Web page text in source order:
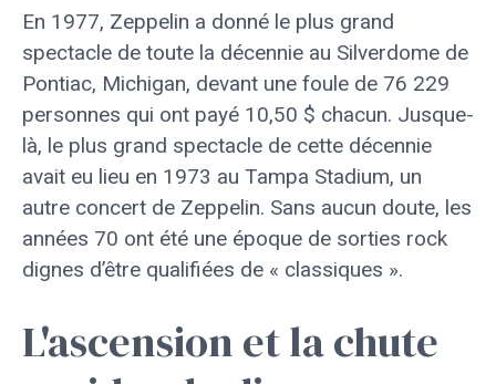
En 1977, Zeppelin a donné le plus grand
spectacle de toute la décennie au Silverdome de
Pontiac, Michigan, devant une foule de 76 229
personnes qui ont payé 10,50 $ chacun. Jusque-
là, le plus grand spectacle de cette décennie
avait eu lieu en 1973 au Tampa Stadium, un
autre concert de Zeppelin. Sans aucun doute, les
années 70 ont été une époque de sorties rock
dignes d’être qualifiées de « classiques ».
L'ascension et la chute